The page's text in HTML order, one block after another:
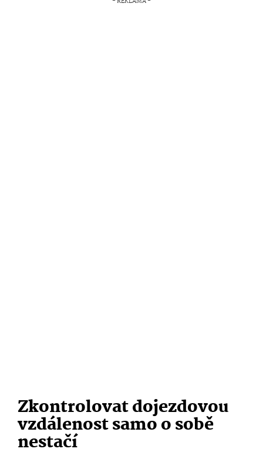
Zkontrolovat dojezdovou
vzdálenost samo o sobě
nestačí